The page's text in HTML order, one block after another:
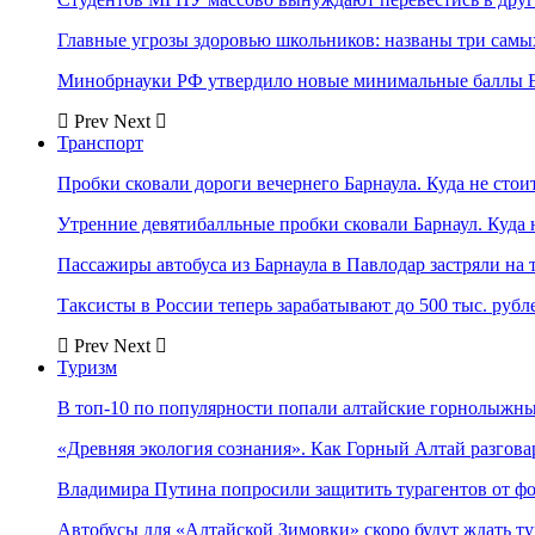
Главные угрозы здоровью школьников: названы три
Минобрнауки РФ утвердило новые минимальные баллы
Prev Next
Транспорт
Пробки сковали дороги вечернего Барнаула. Куда не
Утренние девятибалльные пробки сковали Барнаул. Куда
Пассажиры автобуса из Барнаула в Павлодар застряли на
Таксисты в России теперь зарабатывают до 500 тыс.
Prev Next
Туризм
В топ-10 по популярности попали алтайские
«Древняя экология сознания». Как Горный Алтай
Владимира Путина попросили защитить турагентов от
Автобусы для «Алтайской Зимовки» скоро будут ждать